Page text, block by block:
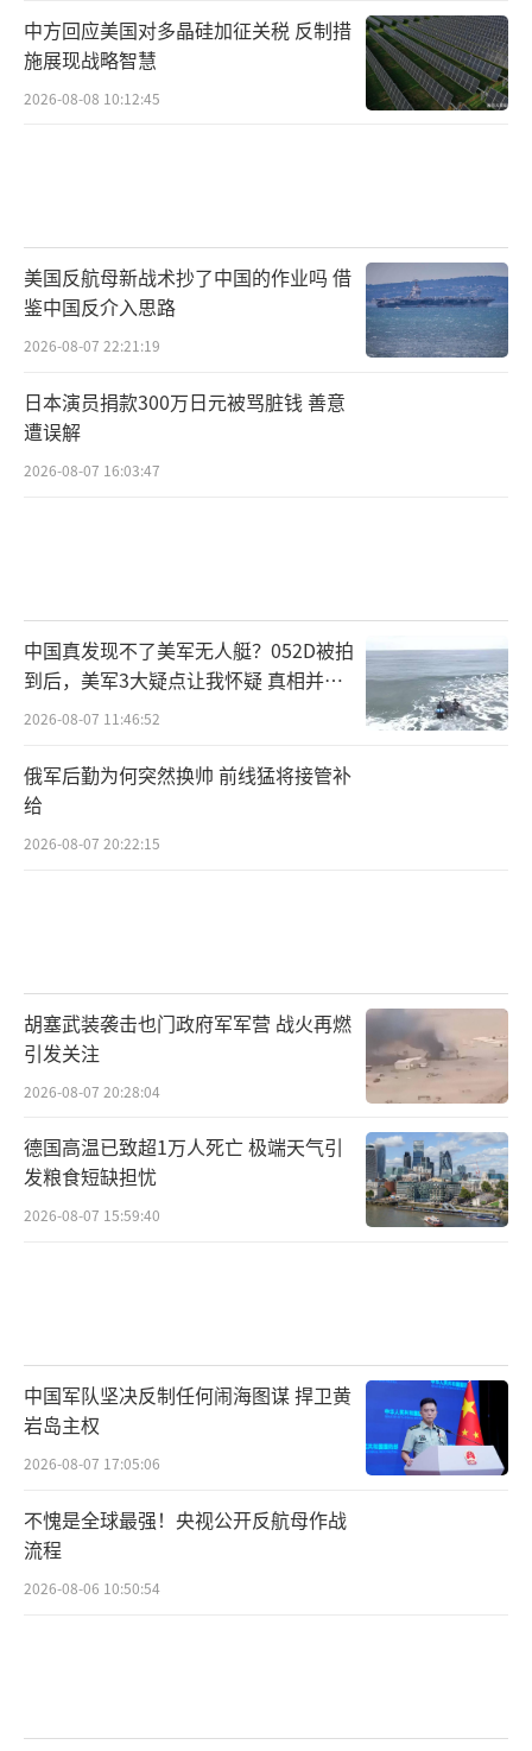
中方回应美国对多晶硅加征关税 反制措
施展现战略智慧
2026-08-08 10:12:45
美国反航母新战术抄了中国的作业吗 借
鉴中国反介入思路
2026-08-07 22:21:19
日本演员捐款300万日元被骂脏钱 善意
遭误解
2026-08-07 16:03:47
中国真发现不了美军无人艇？052D被拍
到后，美军3大疑点让我怀疑 真相并非
如此
2026-08-07 11:46:52
俄军后勤为何突然换帅 前线猛将接管补
给
2026-08-07 20:22:15
胡塞武装袭击也门政府军军营 战火再燃
引发关注
2026-08-07 20:28:04
德国高温已致超1万人死亡 极端天气引
发粮食短缺担忧
2026-08-07 15:59:40
中国军队坚决反制任何闹海图谋 捍卫黄
岩岛主权
2026-08-07 17:05:06
不愧是全球最强！央视公开反航母作战
流程
2026-08-06 10:50:54